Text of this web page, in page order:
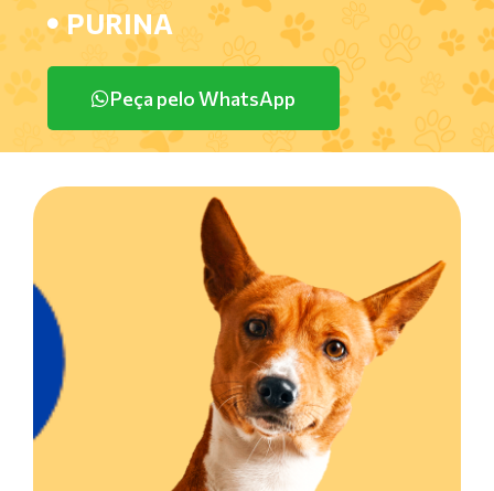
PURINA
Peça pelo WhatsApp